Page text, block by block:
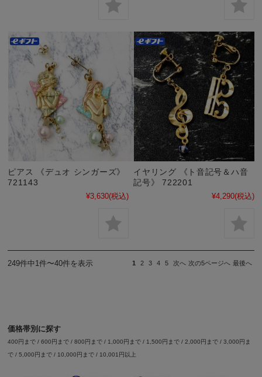
ピアス 《デュオ シンガーズ》
721143
¥3,630(税込)
イヤリング 《ト音記号＆ハ音
記号》 722201
¥4,290(税込)
249件中1件〜40件を表示 1 2 3 4 5 次へ 次の5ページへ 最後へ
価格帯別に探す
400円まで /600円まで /800円まで / 1,000円まで / 1,500円まで /2,000円まで /3,000円ま
で /5,000円まで / 10,000円まで / 10,001円以上